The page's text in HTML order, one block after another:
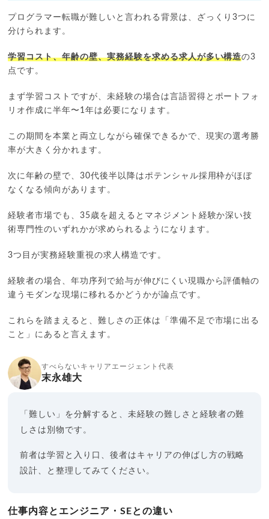
プログラマー転職が難しいと言われる背景は、ざっくり3つに
分けられます。
学習コスト、年齢の壁、実務経験を求める求人が多い構造の3
点です。
まず学習コストですが、未経験の場合は言語習得とポートフォ
リオ作成に半年〜1年は必要になります。
この期間を本業と両立しながら確保できるかで、現実の選考勝
率が大きく分かれます。
次に年齢の壁で、30代後半以降はポテンシャル採用枠がほぼ
なくなる傾向があります。
経験者市場でも、35歳を超えるとマネジメント経験か深い技
術専門性のいずれかが求められるようになります。
3つ目が実務経験重視の求人構造です。
経験者の場合、年功序列で給与が伸びにくい現職から評価軸の
違うモダンな現場に移れるかどうかが論点です。
これらを踏まえると、難しさの正体は「準備不足で市場に出る
こと」にあると言えます。
すべらないキャリアエージェント代表
末永雄大
「難しい」を分解すると、未経験の難しさと経験者の難
しさは別物です。
前者は学習と入り口、後者はキャリアの伸ばし方の戦略
設計、と整理してみてください。
仕事内容とエンジニア・SEとの違い